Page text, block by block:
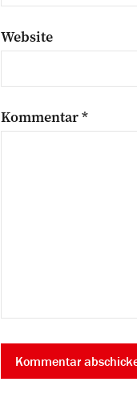
Website
Kommentar*